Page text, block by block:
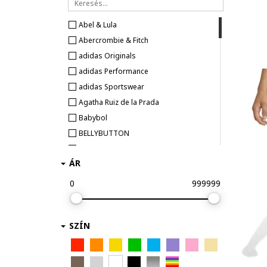
165 - 176 cm
Abel & Lula
Abercrombie & Fitch
adidas Originals
adidas Performance
adidas Sportswear
Agatha Ruiz de la Prada
Babybol
BELLYBUTTON
boboli
CALVIN KLEIN
Columbia
Converse
DESIGUAL
ÁR
0
999999
SZÍN